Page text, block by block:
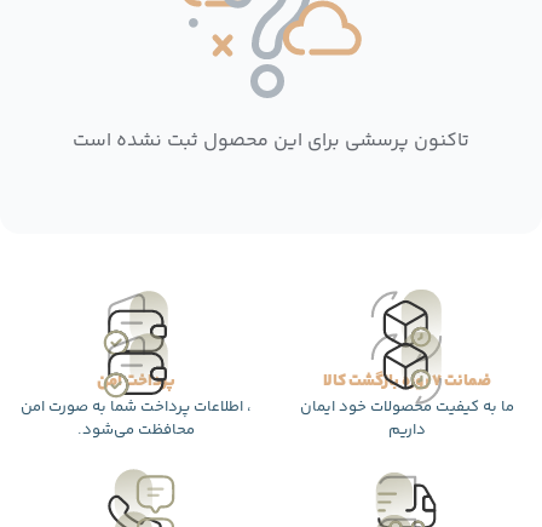
تاکنون پرسشی برای این محصول ثبت نشده است
ضمانت 7 روزه بازگشت کالا
ما به کیفیت محصولات خود ایمان
داریم
پرداخت امن
، اطلاعات پرداخت شما به صورت امن
محافظت می‌شود.